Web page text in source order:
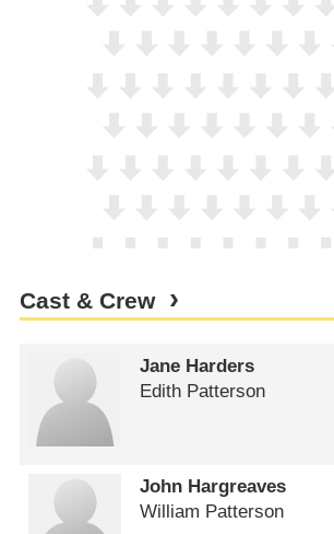
Cast & Crew
Jane Harders
Edith Patterson
John Hargreaves
William Patterson